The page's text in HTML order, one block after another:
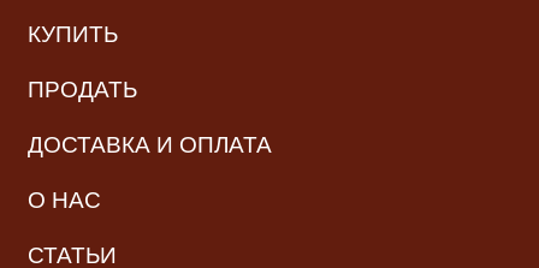
КУПИТЬ
ПРОДАТЬ
ДОСТАВКА И ОПЛАТА
О НАС
СТАТЬИ